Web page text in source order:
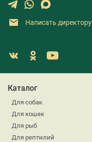
Написать директору
Каталог
Для собак
Для кошек
Для рыб
Для рептилий